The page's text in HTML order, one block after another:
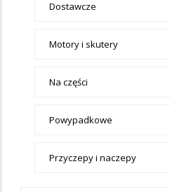
Dostawcze
Motory i skutery
Na części
Powypadkowe
Przyczepy i naczepy